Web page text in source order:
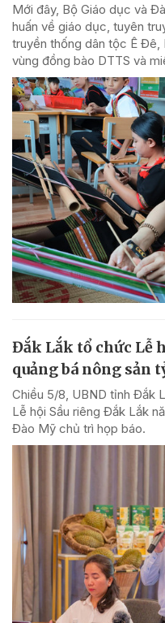
Mới đây, Bộ Giáo dục và
huấn về giáo dục, tuyên
truyền thống dân tộc Ê
vùng đồng bào DTTS và
Đắk Lắk tổ chức Lễ
quảng bá nông sản
Chiều 5/8, UBND tỉnh Đắk
Lễ hội Sầu riêng Đắk Lắk
Đào Mỹ chủ trì họp báo.